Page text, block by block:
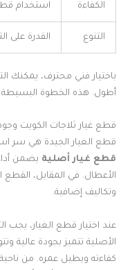
الكفاءة استخدام
التنوع القدرة على
باختيار فني محترف، يمكنك
أطول. هذه الخطوة البسيطة
قطع غيار ثلاجات الكويت
قطع الغيار الجيدة هي سر
قطع غيار أصلية يضمن
الأعطال. في المقابل،
وتكاليف إضافية.
عند اختيار قطع الغيار، يجب
الأصلية تتميز بجودة عالية
كفاءته ويطيل عمره. من